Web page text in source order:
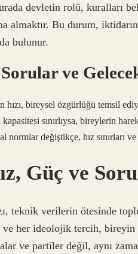
devletin rolü, kuralları
almaktır. Bu durum, iktidarın
bulunur.
ve
hızı, bireysel özgürlüğü temsil
sınırlıysa, bireylerin
normlar değiştikçe, hız sınırları
Güç ve
teknik verilerin ötesinde
ve her ideolojik tercih,
ve partiler değil, aynı